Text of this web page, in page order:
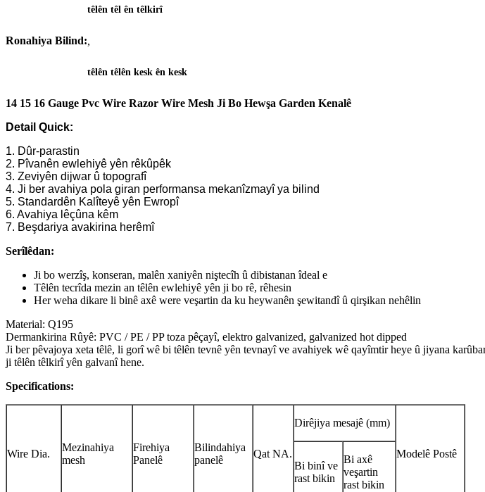
Ronahiya Bilind:
têlên têl ên têlkirî
,
têlên têlên kesk ên kesk
14 15 16 Gauge Pvc Wire Razor Wire Mesh Ji Bo Hewşa Garden Kenalê
Detail Quick:
1. Dûr-parastin
2. Pîvanên ewlehiyê yên rêkûpêk
3. Zeviyên dijwar û topografî
4. Ji ber avahiya pola giran performansa mekanîzmayî ya bilind
5. Standardên Kalîteyê yên Ewropî
6. Avahiya lêçûna kêm
7. Beşdariya avakirina herêmî
Serîlêdan:
Ji bo werzîş, konseran, malên xaniyên niştecîh û dibistanan îdeal e
Têlên tecrîda mezin an têlên ewlehiyê yên ji bo rê, rêhesin
Her weha dikare li binê axê were veşartin da ku heywanên şewitandî û qirşikan nehêlin
Material: Q195
Dermankirina Rûyê: PVC / PE / PP toza pêçayî, elektro galvanized, galvanized hot dipped
Ji ber pêvajoya xeta têlê, li gorî wê bi têlên tevnê yên tevnayî ve avahiyek wê qayîmtir heye û jiyana
ji têlên têlkirî yên galvanî hene.
Specifications:
Wire Dia.
Mezinahiya
mesh
Firehiya
Panelê
Bilindahiya
panelê
Qat NA.
Dirêjiya mesajê (mm)
Modelê Postê
Bi binî ve
rast bikin
Bi axê
veşartin
rast bikin